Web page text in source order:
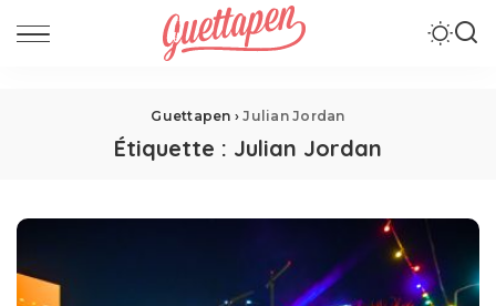
Guettapen ›Julian Jordan
Étiquette : Julian Jordan